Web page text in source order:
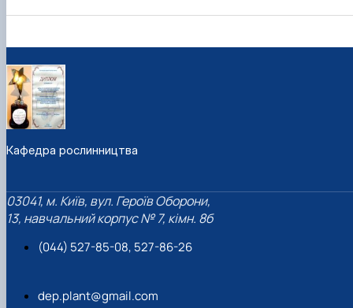
Кафедра рослинництва
03041, м. Київ, вул. Героїв Оборони,
13, навчальний корпус № 7, кімн. 8б
(044) 527-85-08, 527-86-26
dep.plant@gmail.com